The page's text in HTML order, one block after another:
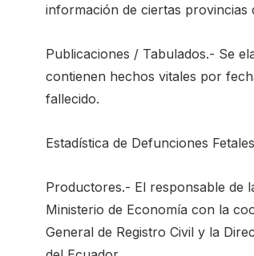
información de ciertas provincias
Publicaciones / Tabulados.- Se
contienen hechos vitales por
fallecido.
Estadística de Defunciones
Productores.- El responsable de
Ministerio de Economía con la
General de Registro Civil y la